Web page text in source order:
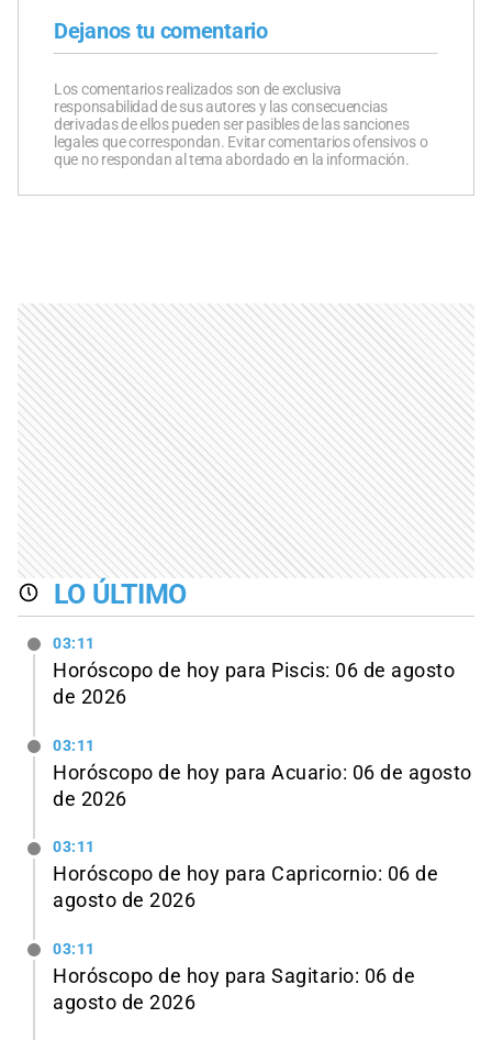
Dejanos tu comentario
Los comentarios realizados son de exclusiva
responsabilidad de sus autores y las consecuencias
derivadas de ellos pueden ser pasibles de las sanciones
legales que correspondan. Evitar comentarios ofensivos o
que no respondan al tema abordado en la información.
LO ÚLTIMO
03:11
Horóscopo de hoy para Piscis: 06 de agosto
de 2026
03:11
Horóscopo de hoy para Acuario: 06 de agosto
de 2026
03:11
Horóscopo de hoy para Capricornio: 06 de
agosto de 2026
03:11
Horóscopo de hoy para Sagitario: 06 de
agosto de 2026